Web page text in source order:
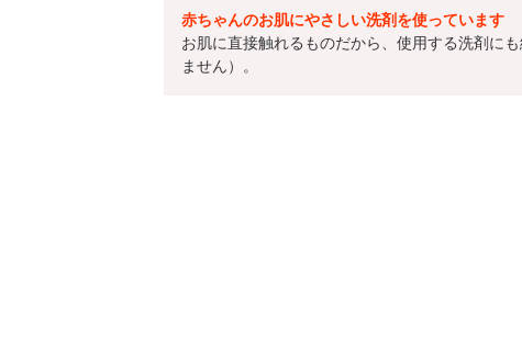
赤ちゃんのお肌にやさしい洗剤を使っています
お肌に直接触れるものだから、使用する洗剤に
ません）。